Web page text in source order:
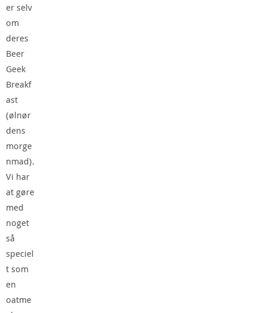
er selv
om
deres
Beer
Geek
Breakf
ast
(ølnør
dens
morge
nmad).
Vi har
at gøre
med
noget
så
speciel
t som
en
oatme